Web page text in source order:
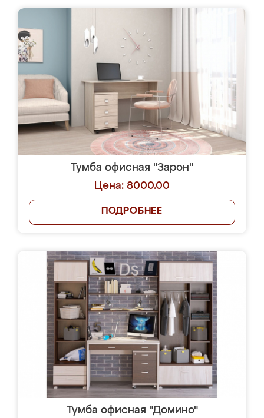
Тумба офисная "Зарон"
Цена: 8000.00
ПОДРОБНЕЕ
Тумба офисная "Домино"